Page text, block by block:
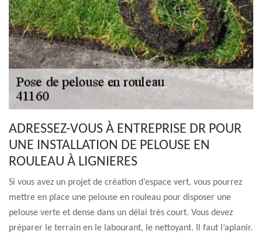
ADRESSEZ-VOUS À ENTREPRISE DR POUR
UNE INSTALLATION DE PELOUSE EN
ROULEAU À LIGNIERES
Si vous avez un projet de création d’espace vert, vous pourrez
mettre en place une pelouse en rouleau pour disposer une
pelouse verte et dense dans un délai très court. Vous devez
préparer le terrain en le labourant, le nettoyant. Il faut l’aplanir.